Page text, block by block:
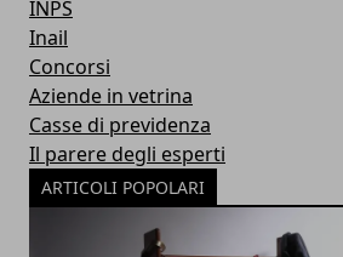
INPS
Inail
Concorsi
Aziende in vetrina
Casse di previdenza
Il parere degli esperti
ARTICOLI POPOLARI